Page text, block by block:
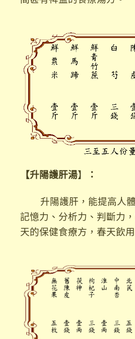
【升陽護肝湯】 ：
升陽護肝，能提高人體
記憶力、分析力、判斷力
天的保健食療方，春天飲